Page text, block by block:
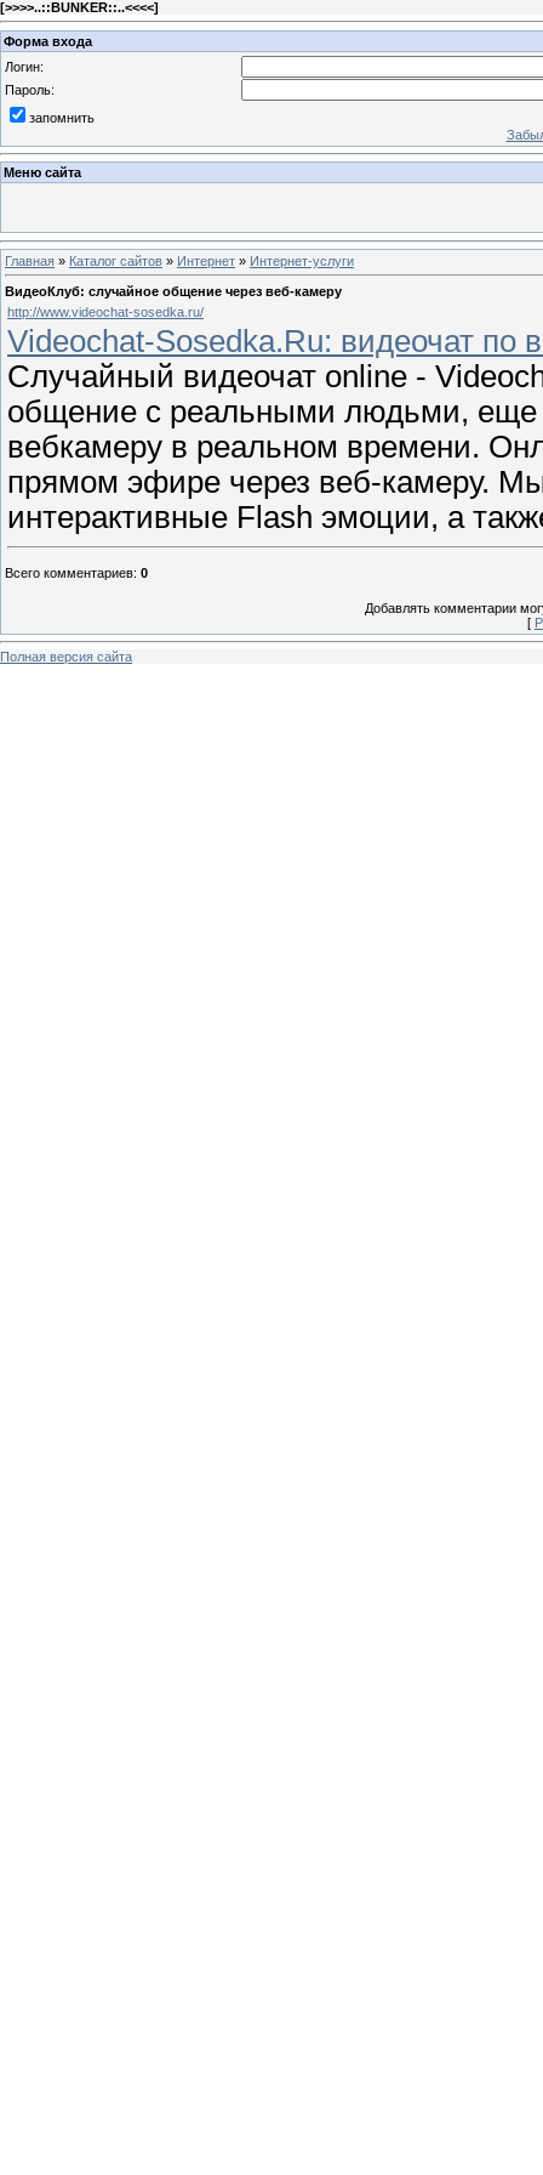
[>>>>..::BUNKER::..<<<<]
Форма входа
Логин:
Пароль:
запомнить
Меню сайта
Главная » Каталог сайтов » Интернет » Интернет-услуги
ВидеоКлуб: случайное общение через веб-камеру
http://www.videochat-sosedka.ru/
Videochat-Sosedka.Ru: видеочат
Случайный видеочат online -
общение с реальными людьми, еще
вебкамеру в реальном времени.
прямом эфире через веб-камеру.
интерактивные Flash эмоции, а
Всего комментариев: 0
Добавлять комментарии
[
Полная версия сайта